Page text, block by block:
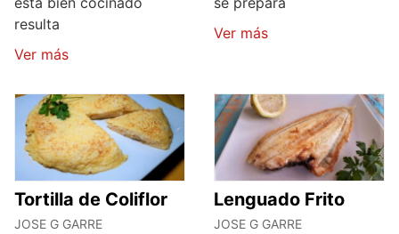
resulta
Ver más
Ver más
Tortilla de Coliflor
JOSE G GARRE
Lenguado Frito
JOSE G GARRE